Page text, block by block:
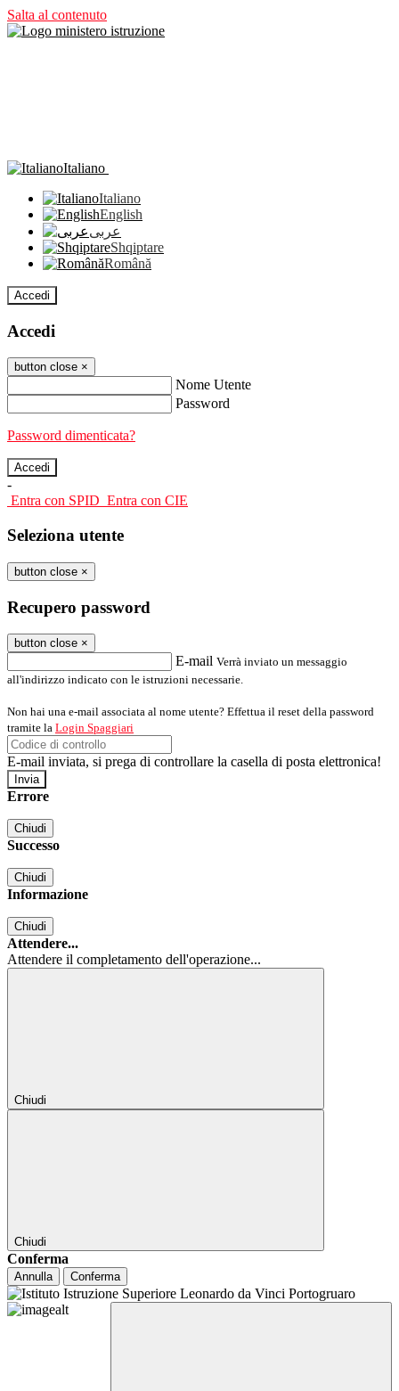
Salta al contenuto
Italiano
Italiano
English
عربى
Shqiptare
Română
Accedi
Accedi
button close ×
Nome Utente
Password
Password dimenticata?
-
Entra con SPID Entra con CIE
Seleziona utente
button close ×
Recupero password
button close ×
E-mail Verrà inviato un messaggio
all'indirizzo indicato con le istruzioni necessarie.
Non hai una e-mail associata al nome utente? Effettua il reset della password
tramite la Login Spaggiari
E-mail inviata, si prega di controllare la casella di posta elettronica!
Errore
Chiudi
Successo
Chiudi
Informazione
Chiudi
Attendere...
Attendere il completamento dell'operazione...
Chiudi
Chiudi
Conferma
Annulla Conferma